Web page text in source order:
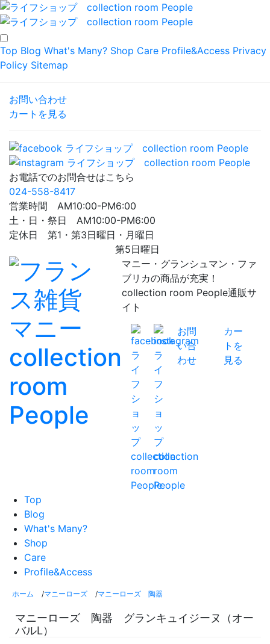
Top Blog What's Many? Shop Care Profile&Access Privacy
Policy Sitemap
お問い合わせ
カートを見る
お電話でのお問合せはこちら
024-558-8417
営業時間 AM10:00-PM6:00
土・日・祭日 AM10:00-PM6:00
定休日 第1・第3日曜日・月曜日
第5日曜日
マニー・グランシュマン・ファ
ブリカの商品が充実！
collection room People通販サ
イト
お問
い合
わせ
カー
トを
見る
Top
Blog
What's Many?
Shop
Care
Profile&Access
ホーム /マニーローズ /マニーローズ 陶器
マニーローズ 陶器 グランキュイジーヌ（オー
バルL）